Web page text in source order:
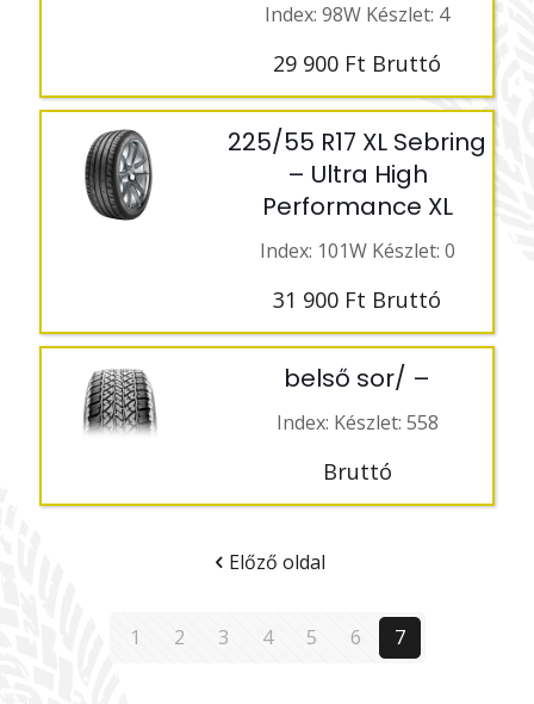
Index: 98W Készlet: 4
29 900 Ft Bruttó
225/55 R17 XL Sebring
– Ultra High
Performance XL
Index: 101W Készlet: 0
31 900 Ft Bruttó
belső sor/ –
Index: Készlet: 558
Bruttó
Előző oldal
1 2 3 4 5 6 7